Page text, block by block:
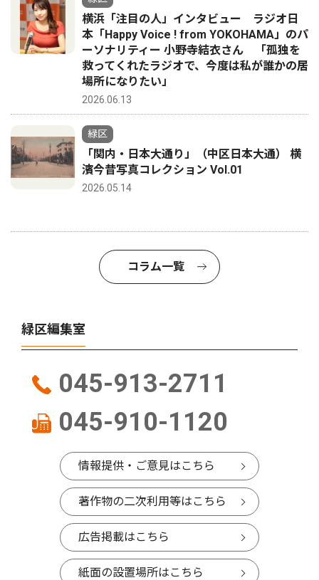
横浜「注目の人」インタビュー ラジオ日
本「Happy Voice ! from YOKOHAMA」のパ
ーソナリティー 小野寺結衣さん 「孤独を
救ってくれたラジオで、今度は私が誰かの居
場所になりたい」
2026.06.13
緑区
「関内・日本大通り」（中区日本大通） 横
濱今昔写真コレクション Vol.01
2026.05.14
コラム一覧
緑区編集室
045-913-2711
045-910-1120
情報提供・ご意見はこちら
著作物の二次利用等はこちら
広告掲載はこちら
紙面の設置場所はこちら